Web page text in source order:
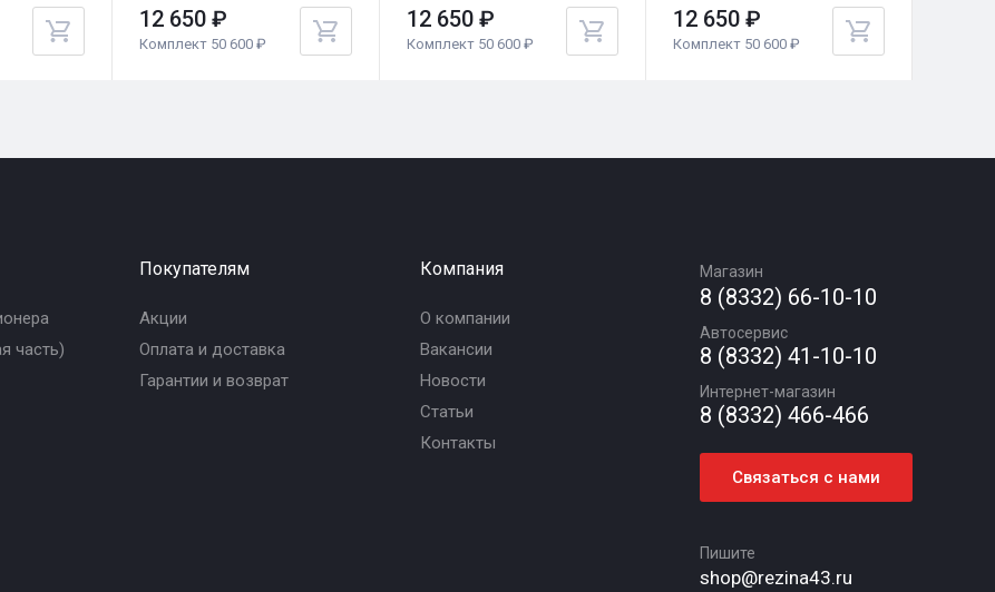
12 650 ₽
Комплект 50 600 ₽
12 650 ₽
Комплект 50 600 ₽
12 650 ₽
Комплект 50 600 ₽
часть)
Покупателям
Акции
Оплата и доставка
Гарантии и возврат
Компания
О компании
Вакансии
Новости
Статьи
Контакты
Магазин
8 (8332) 66-10-10
Автосервис
8 (8332) 41-10-10
Интернет-магазин
8 (8332) 466-466
Связаться с нами
Пишите
shop@rezina43.ru